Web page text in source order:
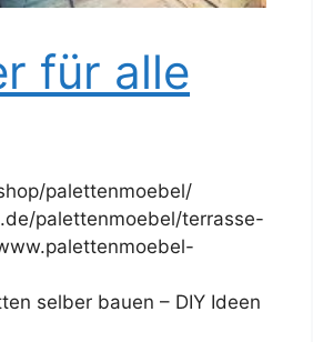
für alle
palettenmoebel/
palettenmoebel/terrasse-
selber bauen – DIY Ideen